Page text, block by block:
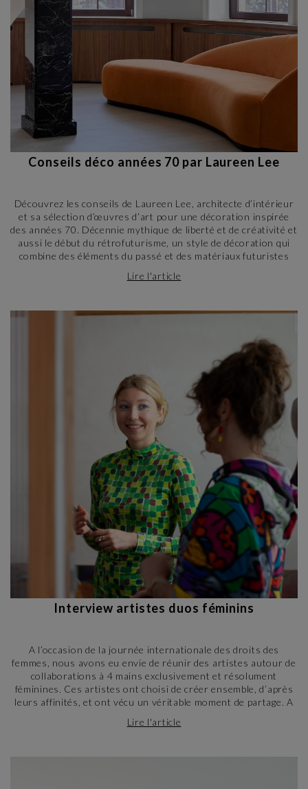
Conseils déco années 70 par Laureen Lee
Découvrez les conseils de Laureen Lee, architecte d’intérieur
et sa sélection d’œuvres d’art pour une décoration inspirée
des années 70. Décennie mythique de liberté et de créativité et
aussi le début du rétrofuturisme, un style de décoration qui
combine des éléments du passé et des matériaux futuristes
Lire l'article
Interview artistes duos féminins
A l’occasion de la journée internationale des droits des
femmes, nous avons eu envie de réunir des artistes autour de
collaborations à 4 mains exclusivement et résolument
féminines. Ces artistes ont choisi de créer ensemble, d’après
leurs affinités, et ont vécu un véritable moment de partage. A
est celui de la sororité, unies par la passion de l’art. Elles nous
Lire l'article